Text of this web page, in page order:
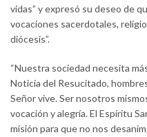
vidas” y expresó su deseo de
vocaciones sacerdotales,
diócesis”.
“Nuestra sociedad necesita
Noticia del Resucitado,
Señor vive. Ser nosotros
vocación y alegría. El Espíritu
misión para que no nos